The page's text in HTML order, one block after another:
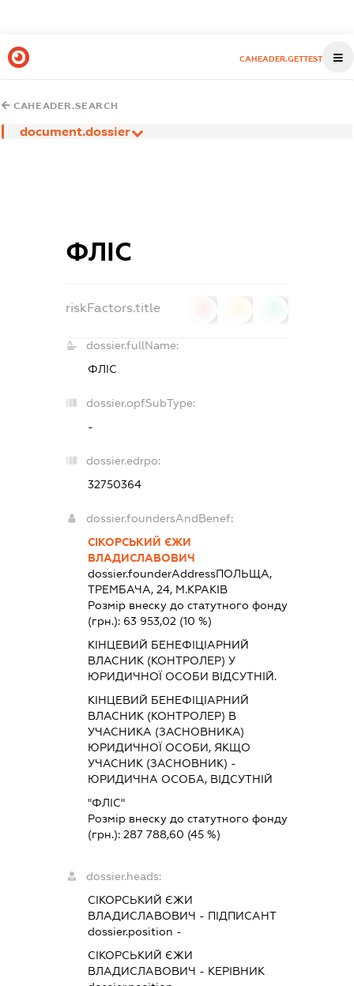
CAHEADER.GETTEST
CAHEADER.SEARCH
document.dossier
ФЛІС
riskFactors.title
dossier.fullName:
ФЛІС
dossier.opfSubType:
-
dossier.edrpo:
32750364
dossier.foundersAndBenef:
СІКОРСЬКИЙ ЄЖИ
ВЛАДИСЛАВОВИЧ
dossier.founderAddressПОЛЬЩА,
ТРЕМБАЧА, 24, М.КРАКІВ
Розмір внеску до статутного фонду
(грн.): 63 953,02 (10 %)
КІНЦЕВИЙ БЕНЕФІЦІАРНИЙ
ВЛАСНИК (КОНТРОЛЕР) У
ЮРИДИЧНОЇ ОСОБИ ВІДСУТНІЙ.
КІНЦЕВИЙ БЕНЕФІЦІАРНИЙ
ВЛАСНИК (КОНТРОЛЕР) В
УЧАСНИКА (ЗАСНОВНИКА)
ЮРИДИЧНОЇ ОСОБИ, ЯКЩО
УЧАСНИК (ЗАСНОВНИК) -
ЮРИДИЧНА ОСОБА, ВІДСУТНІЙ
"ФЛІС"
Розмір внеску до статутного фонду
(грн.):287 788,60 (45 %)
dossier.heads:
СІКОРСЬКИЙ ЄЖИ
ВЛАДИСЛАВОВИЧ - ПІДПИСАНТ
dossier.position -
СІКОРСЬКИЙ ЄЖИ
ВЛАДИСЛАВОВИЧ - КЕРІВНИК